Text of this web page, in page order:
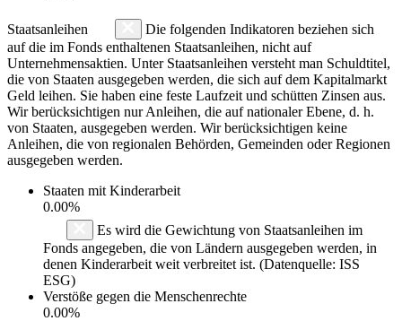
Staatsanleihen
Die folgenden Indikatoren beziehen sich
auf die im Fonds enthaltenen Staatsanleihen, nicht auf
Unternehmensaktien. Unter Staatsanleihen versteht man Schuldtitel,
die von Staaten ausgegeben werden, die sich auf dem Kapitalmarkt
Geld leihen. Sie haben eine feste Laufzeit und schütten Zinsen aus.
Wir berücksichtigen nur Anleihen, die auf nationaler Ebene, d. h.
von Staaten, ausgegeben werden. Wir berücksichtigen keine
Anleihen, die von regionalen Behörden, Gemeinden oder Regionen
ausgegeben werden.
Staaten mit Kinderarbeit
0.00%
Es wird die Gewichtung von Staatsanleihen im
Fonds angegeben, die von Ländern ausgegeben werden, in
denen Kinderarbeit weit verbreitet ist. (Datenquelle: ISS
ESG)
Verstöße gegen die Menschenrechte
0.00%